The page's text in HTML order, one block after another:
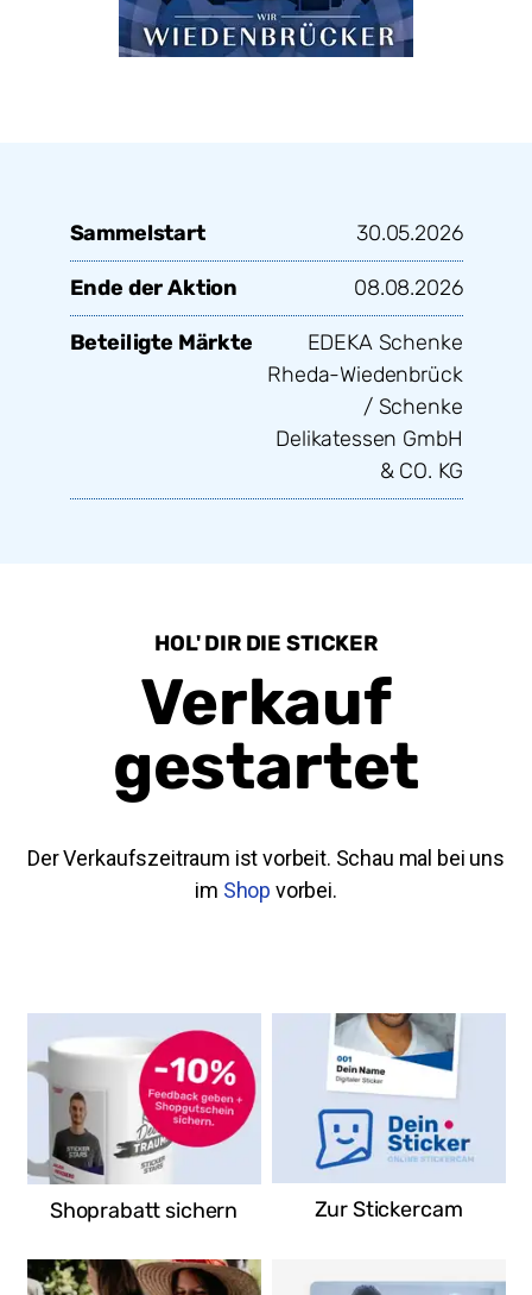
Sammelstart 30.05.2026
Ende der Aktion 08.08.2026
Beteiligte Märkte
EDEKA Schenke
Rheda-Wiedenbrück
/ Schenke
Delikatessen GmbH
& CO. KG
HOL' DIR DIE STICKER
Verkauf
gestartet
Der Verkaufszeitraum ist vorbeit. Schau mal bei uns
im Shop vorbei.
EDEKA Schenke Rheda-
Wiedenbrück
Hauptstraße 35
33378 Rheda-Wiedenbrück-
Wiedenbrück
Deutschland
Shoprabatt sichern Zur Stickercam